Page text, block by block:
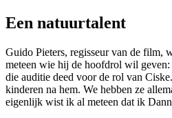
Een natuurtalent
Guido Pieters, regisseur van de film,
meteen wie hij de hoofdrol wil geven:
die auditie deed voor de rol van
kinderen na hem. We hebben ze
eigenlijk wist ik al meteen dat ik